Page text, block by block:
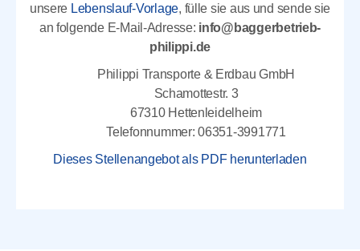
unsere Lebenslauf-Vorlage, fülle sie aus und sende sie
an folgende E-Mail-Adresse: info@baggerbetrieb-
philippi.de
Philippi Transporte & Erdbau GmbH
Schamottestr. 3
67310 Hettenleidelheim
Telefonnummer: 06351-3991771
Dieses Stellenangebot als PDF herunterladen